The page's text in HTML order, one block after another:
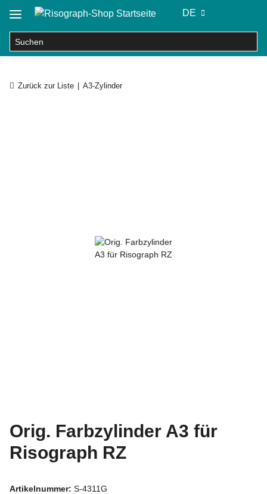
DE
Zurück zur Liste A3-Zylinder
Orig. Farbzylinder A3 für
Risograph RZ
Artikelnummer: S-4311G